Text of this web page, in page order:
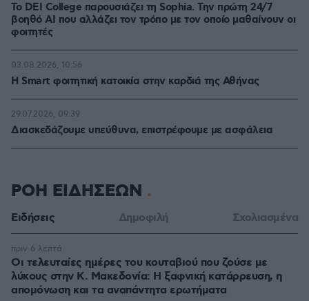
Το DEI College παρουσιάζει τη Sophia. Την πρώτη 24/7
βοηθό AI που αλλάζει τον τρόπο με τον οποίο μαθαίνουν οι
φοιτητές
Η Smart φοιτητική κατοικία στην καρδιά της Αθήνας
03.08.2026, 10:56
Διασκεδάζουμε υπεύθυνα, επιστρέφουμε με ασφάλεια
29.07.2026, 09:39
ΡΟΗ ΕΙΔΗΣΕΩΝ
Ειδήσεις Δημοφιλή Σχολιασμένα
Οι τελευταίες ημέρες του κουταβιού που ζούσε με
λύκους στην Κ. Μακεδονία: Η ξαφνική κατάρρευση, η
απομόνωση και τα αναπάντητα ερωτήματα
πριν 6 λεπτά